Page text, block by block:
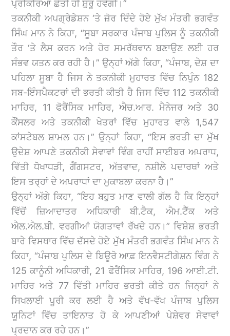
ਪ੍ਰਕਿਰਿਆ ਛੇਤੀ ਹੀ ਸ਼ੁਰੂ ਹੋਵੇਗੀ।”
ਤਕਨੀਕੀ ਅਪਗ੍ਰੇਡੇਸ਼ਨ ‘ਤੇ ਜ਼ੋਰ ਦਿੰਦੇ ਹੋਏ ਮੁੱਖ ਮੰਤਰੀ ਭਗਵੰਤ
ਸਿੰਘ ਮਾਨ ਨੇ ਕਿਹਾ, “ਸੂਬਾ ਸਰਕਾਰ ਪੰਜਾਬ ਪੁਲਿਸ ਨੂੰ ਤਕਨੀਕੀ
ਤੌਰ ‘ਤੇ ਲੈਸ ਕਰਨ ਅਤੇ ਹੋਰ ਸਮਰੱਥਵਾਨ ਬਣਾਉਣ ਲਈ ਹਰ
ਸੰਭਵ ਯਤਨ ਕਰ ਰਹੀ ਹੈ।” ਉਨ੍ਹਾਂ ਅੱਗੇ ਕਿਹਾ, “ਪੰਜਾਬ, ਦੇਸ਼ ਦਾ
ਪਹਿਲਾ ਸੂਬਾ ਹੈ ਜਿਸ ਨੇ ਤਕਨੀਕੀ ਮੁਹਾਰਤ ਵਿੱਚ ਨਿਪੁੰਨ 182
ਸਬ-ਇੰਸਪੈਕਟਰਾਂ ਦੀ ਭਰਤੀ ਕੀਤੀ ਹੈ ਜਿਸ ਵਿੱਚ 112 ਤਕਨੀਕੀ
ਮਾਹਿਰ, 11 ਫੋਰੈਂਸਿਕ ਮਾਹਿਰ, ਐਚ.ਆਰ. ਮੈਨੇਜਰ ਅਤੇ 30
ਕੌਂਸਲਰ ਅਤੇ ਤਕਨੀਕੀ ਖੇਤਰਾਂ ਵਿੱਚ ਮੁਹਾਰਤ ਵਾਲੇ 1,547
ਕਾਂਸਟੇਬਲ ਸ਼ਾਮਲ ਹਨ।” ਉਨ੍ਹਾਂ ਕਿਹਾ, “ਇਸ ਭਰਤੀ ਦਾ ਮੁੱਖ
ਉਦੇਸ਼ ਆਪਣੇ ਤਕਨੀਕੀ ਸੇਵਾਵਾਂ ਵਿੰਗ ਰਾਹੀਂ ਸਾਈਬਰ ਅਪਰਾਧ,
ਵਿੱਤੀ ਧੋਖਾਧੜੀ, ਗੈਂਗਸਟਰ, ਅੱਤਵਾਦ, ਨਸ਼ੀਲੇ ਪਦਾਰਥਾਂ ਅਤੇ
ਇਸ ਤਰ੍ਹਾਂ ਦੇ ਅਪਰਾਧਾਂ ਦਾ ਮੁਕਾਬਲਾ ਕਰਨਾ ਹੈ।”
ਉਨ੍ਹਾਂ ਅੱਗੇ ਕਿਹਾ, “ਇਹ ਬਹੁਤ ਮਾਣ ਵਾਲੀ ਗੱਲ ਹੈ ਕਿ ਇਨ੍ਹਾਂ
ਵਿੱਚੋਂ ਜ਼ਿਆਦਾਤਰ ਅਧਿਕਾਰੀ ਬੀ.ਟੈਕ, ਐਮ.ਟੈੱਕ ਅਤੇ
ਐਲ.ਐਲ.ਬੀ. ਵਰਗੀਆਂ ਯੋਗਤਾਵਾਂ ਰੱਖਦੇ ਹਨ।” ਵਿਸ਼ੇਸ਼ ਭਰਤੀ
ਬਾਰੇ ਵਿਸਥਾਰ ਵਿੱਚ ਦੱਸਦੇ ਹੋਏ ਮੁੱਖ ਮੰਤਰੀ ਭਗਵੰਤ ਸਿੰਘ ਮਾਨ ਨੇ
ਕਿਹਾ, “ਪੰਜਾਬ ਪੁਲਿਸ ਦੇ ਬਿਊਰੋ ਆਫ਼ ਇਨਵੈਸਟੀਗੇਸ਼ਨ ਵਿੰਗ ਨੇ
125 ਕਾਨੂੰਨੀ ਅਧਿਕਾਰੀ, 21 ਫੋਰੈਂਸਿਕ ਮਾਹਿਰ, 196 ਆਈ.ਟੀ.
ਮਾਹਿਰ ਅਤੇ 77 ਵਿੱਤੀ ਮਾਹਿਰ ਭਰਤੀ ਕੀਤੇ ਹਨ ਜਿਨ੍ਹਾਂ ਨੇ
ਸਿਖਲਾਈ ਪੂਰੀ ਕਰ ਲਈ ਹੈ ਅਤੇ ਵੱਖ-ਵੱਖ ਪੰਜਾਬ ਪੁਲਿਸ
ਯੂਨਿਟਾਂ ਵਿੱਚ ਤਾਇਨਾਤ ਹੋ ਕੇ ਆਪਣੀਆਂ ਪੇਸ਼ੇਵਰ ਸੇਵਾਵਾਂ
ਪ੍ਰਦਾਨ ਕਰ ਰਹੇ ਹਨ।”